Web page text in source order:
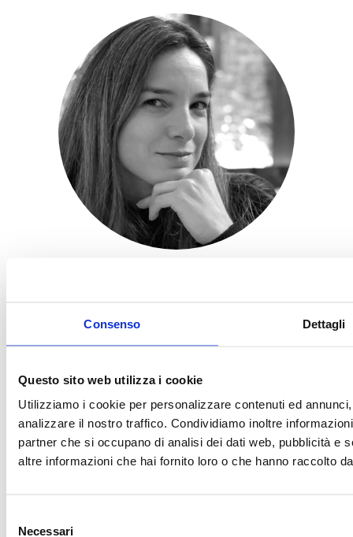
Consenso Dettagli
Questo sito web utilizza i cookie
Utilizziamo i cookie per personalizzare contenuti ed
analizzare il nostro traffico. Condividiamo inoltre
partner che si occupano di analisi dei dati web, pubblicità e
altre informazioni che hai fornito loro o che hanno raccolto
delNecessari
Collaboratrice e curatrice social,
madrelingua spagnola, aiuto speciale per
le pronunce. Professionista talentuosa,
con un occhio fotografico eccezionale e
una precisione da assistente
del set all'organizzazione del flusso di